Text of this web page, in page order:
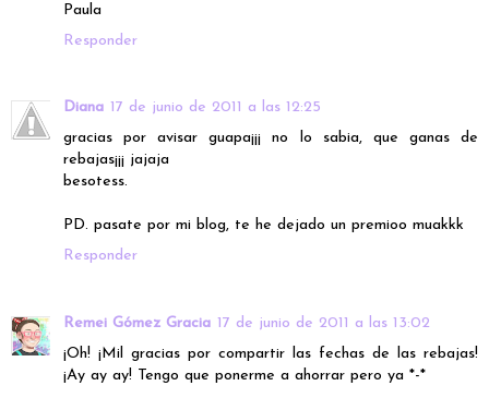
Paula
Responder
Diana 17 de junio de 2011 a las 12:25
gracias por avisar guapa¡¡¡ no lo sabia, que ganas de
rebajas¡¡¡ jajaja
besotess.
PD. pasate por mi blog, te he dejado un premioo muakkk
Responder
Remei Gómez Gracia 17 de junio de 2011 a las 13:02
¡Oh! ¡Mil gracias por compartir las fechas de las rebajas!
¡Ay ay ay! Tengo que ponerme a ahorrar pero ya *-*